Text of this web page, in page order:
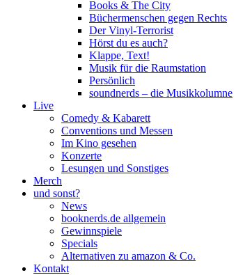
Books & The City
Büchermenschen gegen Rechts
Der Vinyl-Terrorist
Hörst du es auch?
Klappe, Text!
Musik für die Raumstation
Persönlich
soundnerds – die Musikkolumne
Live
Comedy & Kabarett
Conventions und Messen
Im Kino gesehen
Konzerte
Lesungen und Sonstiges
Merch
und sonst?
News
booknerds.de allgemein
Gewinnspiele
Specials
Alternativen zu amazon & Co.
Kontakt